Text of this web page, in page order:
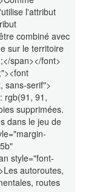
l'attribut
combiné avec
sur le territoire
span></font>
sans-serif">
rgb(91, 91,
supprimées.
dans le jeu de
style="font-
autoroutes,
routes